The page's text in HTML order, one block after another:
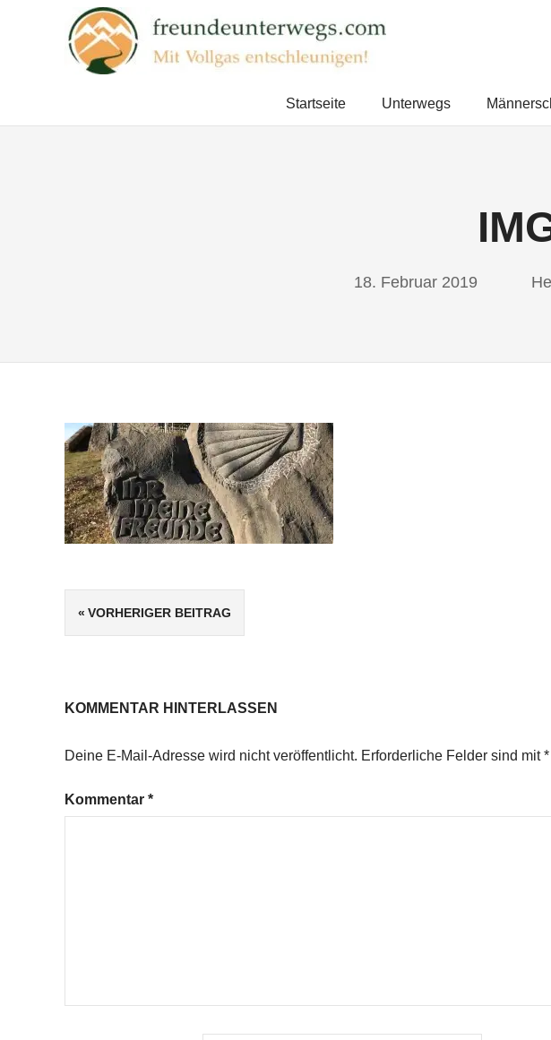
Startseite Unterwegs
18. Februar 2019
Beitragsnavigation
VORHERIGER BEITRAG
KOMMENTAR HINTERLASSEN
Deine E-Mail-Adresse wird nicht veröffentlicht. Erforderliche Felder sind mit*
Kommentar *